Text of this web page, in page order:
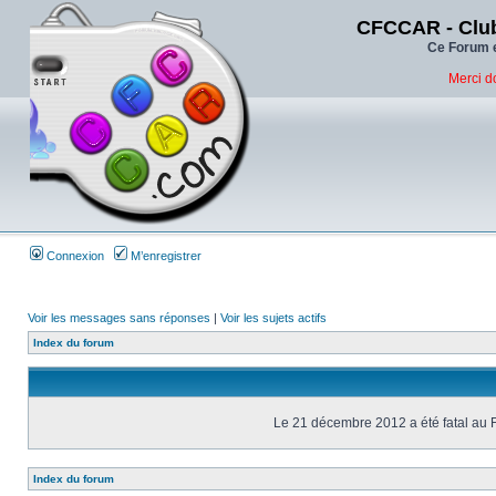
CFCCAR -
Ce Forum
Merci
Connexion M’enregistrer
Voir les messages sans réponses | Voir les sujets actifs
Index du forum
Le 21 décembre 2012 a été fatal au
Index du forum